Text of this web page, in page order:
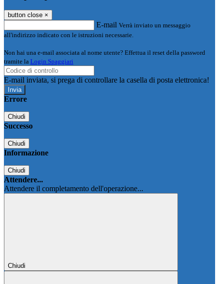
button close ×
E-mail Verrà inviato un messaggio
all'indirizzo indicato con le istruzioni necessarie.
Non hai una e-mail associata al nome utente? Effettua il reset della password
tramite la Login Spaggiari
E-mail inviata, si prega di controllare la casella di posta elettronica!
Errore
Chiudi
Successo
Chiudi
Informazione
Chiudi
Attendere...
Attendere il completamento dell'operazione...
Chiudi